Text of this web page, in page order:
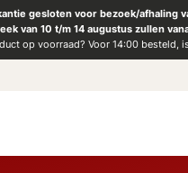
gesloten voor bezoek/afhaling
van 10 t/m 14 augustus zullen
op voorraad? Voor 14:00 besteld,